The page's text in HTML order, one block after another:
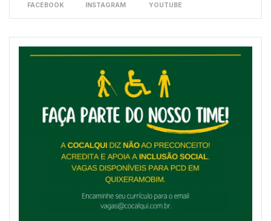
FACEBOOK INSTAGRAM YOUTUBE